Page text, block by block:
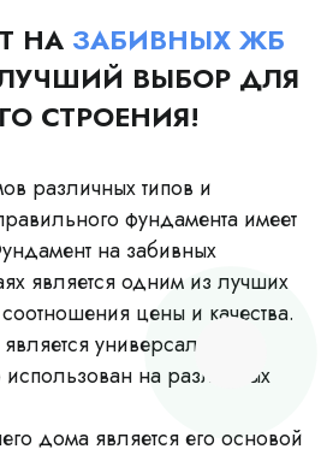
НА ЗАБИВНЫХ ЖБ
ВЫБОР ДЛЯ
СТРОЕНИЯ!
различных типов и
фундамента имеет
на забивных
является одним из лучших
цены и качества.
универсальным и
на различных
дома является его основой